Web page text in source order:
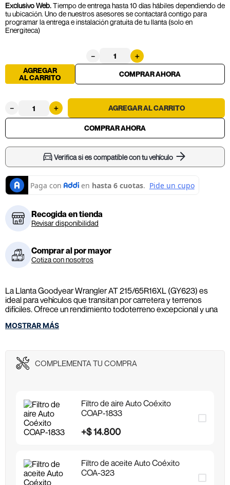
Exclusivo Web.Tiempo de entrega hasta 10 días hábiles dependiendo de
tu ubicación. Uno de nuestros asesores se contactará contigo para
programar la entrega e instalación gratuita de tu llanta (solo en
Energiteca)
＋
－
AGREGAR
AL CARRITO
＋
－
Verifica si es compatible con tu vehículo
Recogida en tienda
Revisar disponibilidad
Comprar al por mayor
Cotiza con nosotros
La Llanta Goodyear Wrangler AT 215/65R16XL (GY623) es
ideal para vehículos que transitan por carretera y terrenos
difíciles. Ofrece un rendimiento todoterreno excepcional y una
gran resistencia, brindando seguridad y tracción en cualquier
aventura. Incluye reemplazo de válvulas e inflado con nitrógeno
MOSTRAR MÁS
COMPLEMENTA TU COMPRA
Filtro de aire Auto Coéxito
COAP-1833
+$14.800
Filtro de aceite Auto Coéxito
COA-323